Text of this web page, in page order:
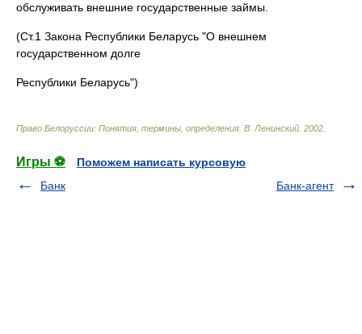
обслуживать внешние государственные займы.
(Ст.1 Закона Республики Беларусь "О внешнем
государственном долге
Республики Беларусь")
Право Белоруссии: Понятия, термины, определения В. Ленинский 2002
Игры ⚽
Поможем написать курсовую
Банк
Банк-агент